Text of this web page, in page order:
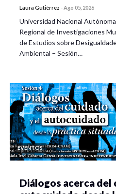
Laura Gutiérrez -Ago 05, 2026
Universidad Nacional
Regional de Investigaciones
de Estudios sobre
Ambiental – Sesión…
EVENTOS
Diálogos acerca del